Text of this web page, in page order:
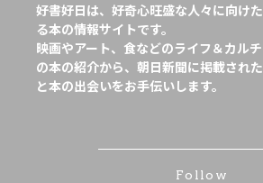
好書好日は、好奇心旺盛な人々に向け
る本の情報サイトです。
映画やアート、食などのライフ＆カル
の本の紹介から、朝日新聞に掲載され
と本の出会いをお手伝いします。
Follow